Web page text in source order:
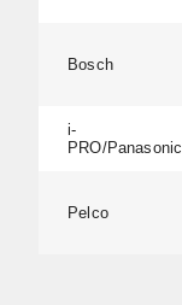
Bosch
i-
PRO/Panasonic
Pelco